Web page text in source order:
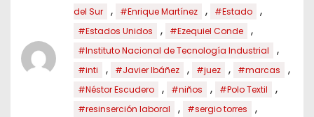
del Sur
, #Enrique Martínez , #Estado ,
#Estados Unidos , #Ezequiel Conde ,
#Instituto Nacional de Tecnología Industrial ,
#inti , #Javier Ibáñez , #juez , #marcas ,
#Néstor Escudero , #niños , #Polo Textil ,
#resinserción laboral , #sergio torres ,